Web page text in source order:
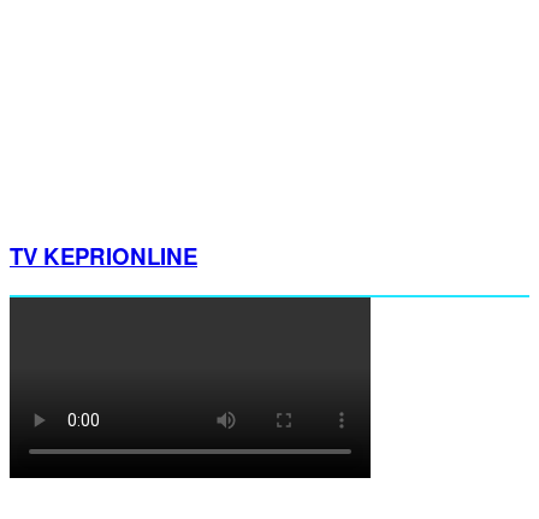
TV KEPRIONLINE